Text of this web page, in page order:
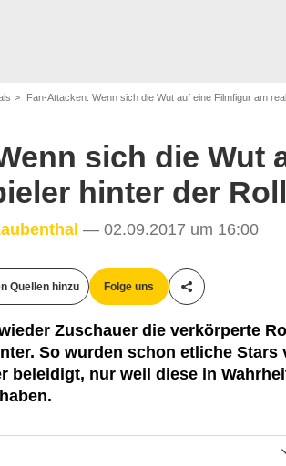
Fan-Attacken: Wenn sich die Wut auf eine Filmfigur am
sich die Wut
hinter der
— 02.09.2017 um 16:00
Quellen hinzu Folge uns
Teile diesen
Zuschauer die verkörperte
So wurden schon etliche Stars
beleidigt, nur weil diese in